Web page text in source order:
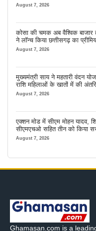
August 7, 2026
कोसा की चमक अब वैश्विक
ने लॉन्च किया छत्तीसगढ़ का
‘कोशल फैब’
August 7, 2026
मुख्यमंत्री साय ने महतारी वंदन
राशि महिलाओं के खातों में की
August 7, 2026
एक्शन मोड में सीएम मोहन यादव,
सीएमएचओ सहित तीन को किया
August 7, 2026
Ghamasan.com is a